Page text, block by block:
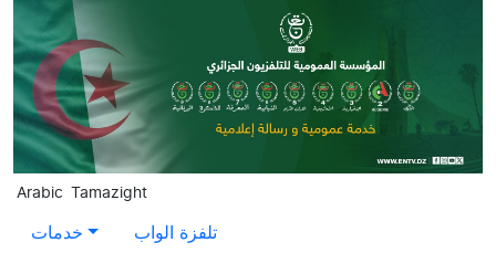
Skip to main content
Arabic Tamazight
خدمات تلفزة الواب